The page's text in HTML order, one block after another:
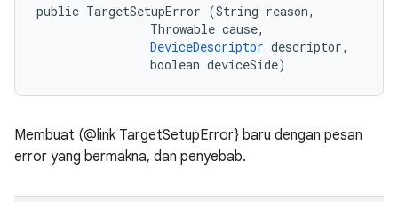
public TargetSetupError (String reason,
                Throwable cause,
DeviceDescriptor descriptor,
                boolean deviceSide)
Membuat (@link TargetSetupError} baru dengan pesan
error yang bermakna, dan penyebab.